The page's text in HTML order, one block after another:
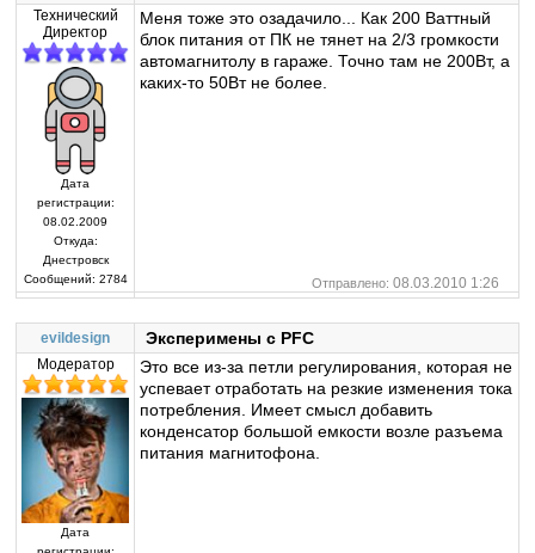
Технический
Директор
Дата
регистрации:
08.02.2009
Откуда:
Днестровск
Сообщений: 2784
Меня тоже это озадачило... Как 200 Ваттный
блок питания от ПК не тянет на 2/3 громкости
автомагнитолу в гараже. Точно там не 200Вт, а
каких-то 50Вт не более.
Отправлено: 08.03.2010 1:26
evildesign Эксперимены с PFC
Модератор
Дата
Это все из-за петли регулирования, которая не
успевает отработать на резкие изменения тока
потребления. Имеет смысл добавить
конденсатор большой емкости возле разъема
питания магнитофона.